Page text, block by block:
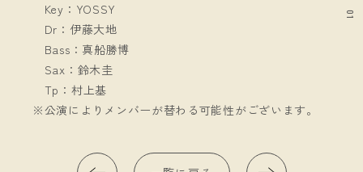
01
Key：YOSSY
Dr：伊藤大地
Bass：真船勝博
Sax：鈴木圭
Tp：村上基
※公演によりメンバーが替わる可能性がございます。